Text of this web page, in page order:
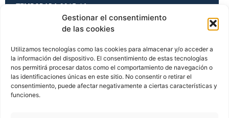
Gestionar el consentimiento
de las cookies
Utilizamos tecnologías como las cookies para almacenar y/o acceder a
la información del dispositivo. El consentimiento de estas tecnologías
nos permitirá procesar datos como el comportamiento de navegación o
las identificaciones únicas en este sitio. No consentir o retirar el
consentimiento, puede afectar negativamente a ciertas características y
funciones.
TEMPORADA 2015-16
TEMPORADA 2015-16
TEMPORADA 2015-16